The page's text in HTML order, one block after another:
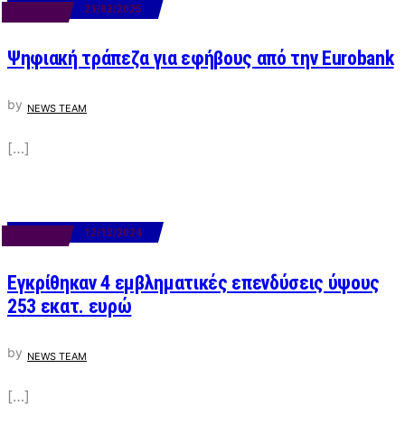
21/03/2025
Ψηφιακή τράπεζα για εφήβους από την Eurobank
by NEWS TEAM
[…]
12/12/2024
Εγκρίθηκαν 4 εμβληματικές επενδύσεις ύψους
253 εκατ. ευρώ
by NEWS TEAM
[…]